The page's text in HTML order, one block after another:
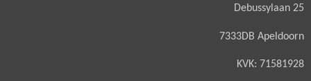
Debussylaan 25
7333DB Apeldoorn
KVK: 71581928